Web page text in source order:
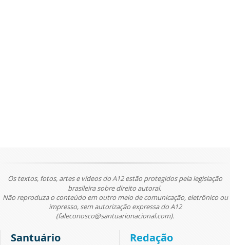
Os textos, fotos, artes e vídeos do A12 estão protegidos pela legislação
brasileira sobre direito autoral.
Não reproduza o conteúdo em outro meio de comunicação, eletrônico ou
impresso, sem autorização expressa do A12
(faleconosco@santuarionacional.com).
Santuário Redação